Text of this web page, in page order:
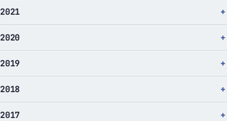
2021
2020
2019
2018
2017